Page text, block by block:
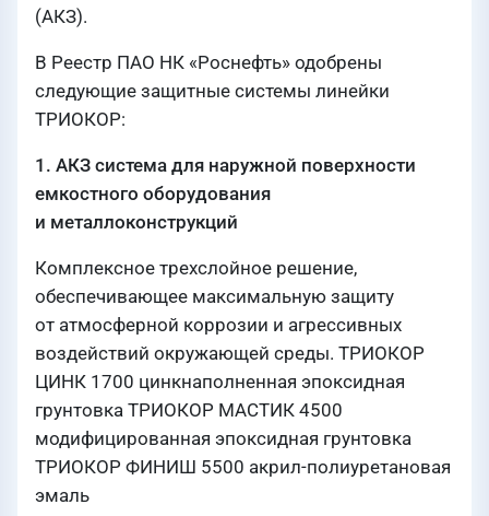
(АКЗ).
В Реестр ПАО НК «Роснефть» одобрены
следующие защитные системы линейки
ТРИОКОР:
1. АКЗ система для наружной поверхности
емкостного оборудования
и металлоконструкций
Комплексное трехслойное решение,
обеспечивающее максимальную защиту
от атмосферной коррозии и агрессивных
воздействий окружающей среды. ТРИОКОР
ЦИНК 1700 цинкнаполненная эпоксидная
грунтовка ТРИОКОР МАСТИК 4500
модифицированная эпоксидная грунтовка
ТРИОКОР ФИНИШ 5500 акрил-полиуретановая
эмаль